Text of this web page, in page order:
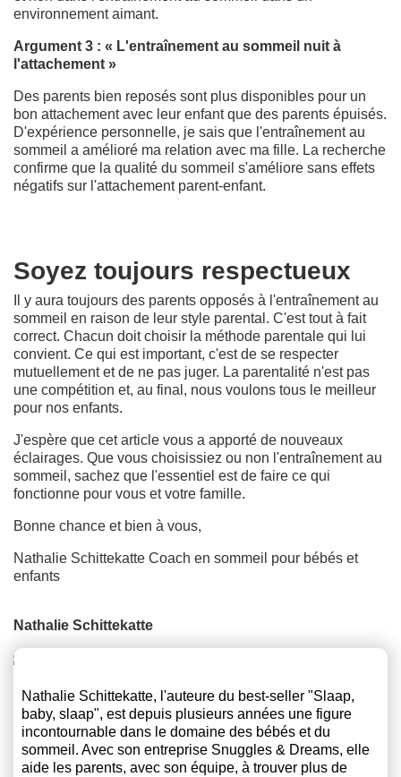
environnement aimant.
Argument 3 : « L'entraînement au sommeil nuit à
l'attachement »
Des parents bien reposés sont plus disponibles pour un
bon attachement avec leur enfant que des parents épuisés.
D'expérience personnelle, je sais que l'entraînement au
sommeil a amélioré ma relation avec ma fille. La recherche
confirme que la qualité du sommeil s'améliore sans effets
négatifs sur l'attachement parent-enfant.
Soyez toujours respectueux
Il y aura toujours des parents opposés à l'entraînement au
sommeil en raison de leur style parental. C'est tout à fait
correct. Chacun doit choisir la méthode parentale qui lui
convient. Ce qui est important, c'est de se respecter
mutuellement et de ne pas juger. La parentalité n'est pas
une compétition et, au final, nous voulons tous le meilleur
pour nos enfants.
J'espère que cet article vous a apporté de nouveaux
éclairages. Que vous choisissiez ou non l'entraînement au
sommeil, sachez que l'essentiel est de faire ce qui
fonctionne pour vous et votre famille.
Bonne chance et bien à vous,
Nathalie Schittekatte Coach en sommeil pour bébés et
enfants
Nathalie Schittekatte
Nathalie Schittekatte, l'auteure du best-seller "Slaap,
baby, slaap", est depuis plusieurs années une figure
incontournable dans le domaine des bébés et du
sommeil. Avec son entreprise Snuggles & Dreams, elle
aide les parents, avec son équipe, à trouver plus de